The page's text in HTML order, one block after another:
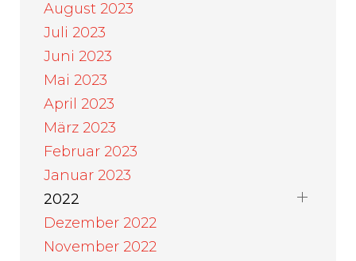
August 2023
Juli 2023
Juni 2023
Mai 2023
April 2023
März 2023
Februar 2023
Januar 2023
2022
Dezember 2022
November 2022